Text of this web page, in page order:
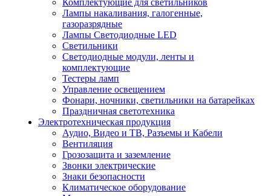
Комплектующие для светильников
Лампы накаливания, галогенные,
газоразрядные
Лампы Светодиодные LED
Светильники
Светодиодные модули, ленты и
комплектующие
Тестеры ламп
Управление освещением
Фонари, ночники, светильники на батарейках
Праздничная светотехника
Электротехническая продукция
Аудио, Видео и ТВ, Разъемы и Кабели
Вентиляция
Грозозащита и заземление
Звонки электрические
Знаки безопасности
Климатическое оборудование